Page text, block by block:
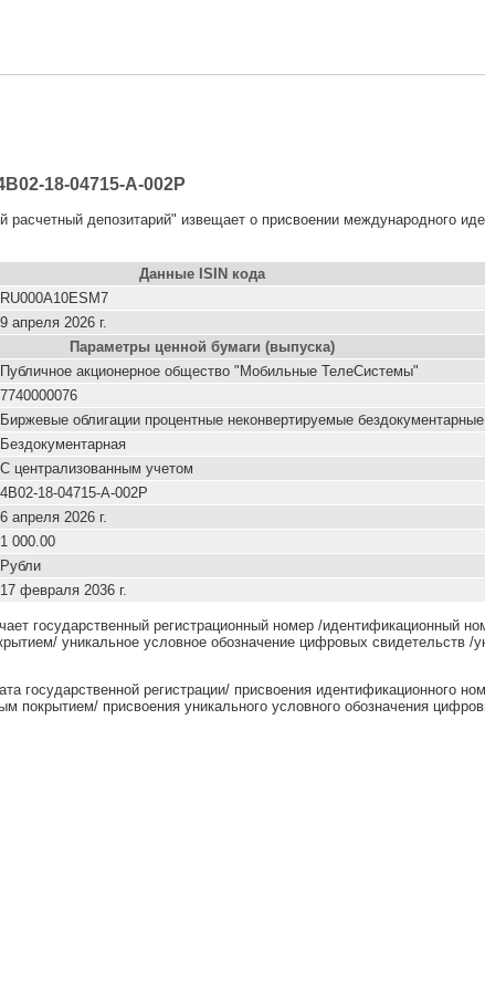
18-04715-A-002P
расчетный депозитарий" извещает о присвоении международного
Данные ISIN кода
RU000A10ESM7
9 апреля 2026 г.
Параметры ценной бумаги (выпуска)
Публичное акционерное общество "Мобильные ТелеСистемы"
7740000076
Биржевые облигации процентные неконвертируемые
Бездокументарная
С централизованным учетом
4B02-18-04715-A-002P
6 апреля 2026 г.
1 000.00
Рубли
17 февраля 2036 г.
государственный регистрационный номер /идентификационный
уникальное условное обозначение цифровых свидетельств /
государственной регистрации/ присвоения идентификационного
покрытием/ присвоения уникального условного обозначения